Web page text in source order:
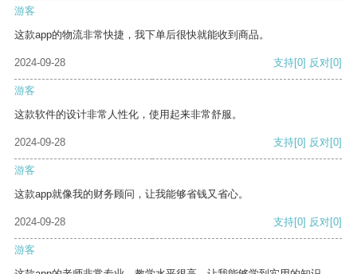
游客
这款app的物流非常快捷，我下单后很快就能收到商品。
2024-09-28 支持[0] 反对[0]
游客
这款软件的设计非常人性化，使用起来非常舒服。
2024-09-28 支持[0] 反对[0]
游客
这款app就像我的财务顾问，让我能够省钱又省心。
2024-09-28 支持[0] 反对[0]
游客